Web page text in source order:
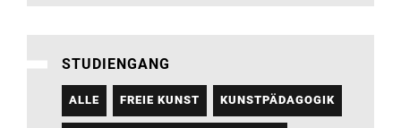
STUDIENGANG
ALLE FREIE KUNST KUNSTPÄDAGOGIK